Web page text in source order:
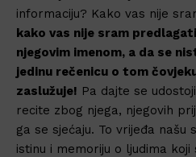
informaciju? Kako vas nije
kako vas nije sram
njegovim imenom, a da se
jedinu rečenicu o tom
zaslužuje! Pa dajte se
recite zbog njega, njegovih
ga se sjećaju. To vrijeđa našu
istinu i memoriju o ljudima